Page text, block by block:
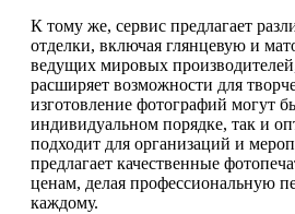
К тому же, сервис предлагает
отделки, включая глянцевую и
ведущих мировых
расширяет возможности для
изготовление фотографий могут
индивидуальном порядке, так и
подходит для организаций и
предлагает качественные
ценам, делая профессиональную
каждому.